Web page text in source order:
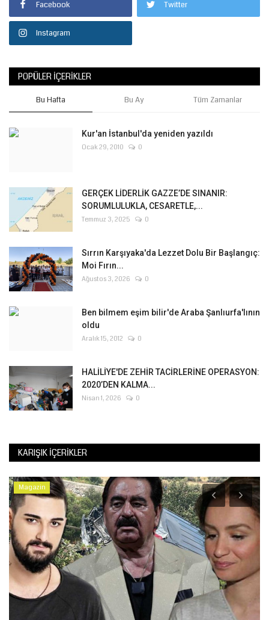
Facebook Twitter
Instagram
POPÜLER İÇERIKLER
Bu Hafta Bu Ay Tüm Zamanlar
Kur'an İstanbul'da yeniden yazıldı
Ocak 29, 2010 0
GERÇEK LİDERLİK GAZZE’DE SINANIR:
SORUMLULUKLA, CESARETLE,...
Temmuz 3, 2025 0
Sırrın Karşıyaka'da Lezzet Dolu Bir Başlangıç:
Moi Fırın...
Ağustos 3, 2026 0
Ben bilmem eşim bilir'de Araba Şanlıurfa'lının
oldu
Aralık 15, 2012 0
HALİLİYE'DE ZEHİR TACİRLERİNE OPERASYON:
2020’DEN KALMA...
Nisan 1, 2026 0
KARIŞIK İÇERIKLER
Magazin